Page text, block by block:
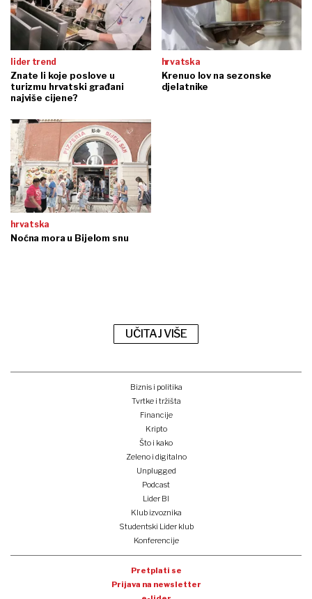
lider trend
Znate li koje poslove u
turizmu hrvatski građani
najviše cijene?
hrvatska
Krenuo lov na sezonske
djelatnike
hrvatska
Noćna mora u Bijelom snu
UČITAJ VIŠE
Biznis i politika
Tvrtke i tržišta
Financije
Kripto
Što i kako
Zeleno i digitalno
Unplugged
Podcast
Lider BI
Klub izvoznika
Studentski Lider klub
Konferencije
Pretplati se
Prijava na newsletter